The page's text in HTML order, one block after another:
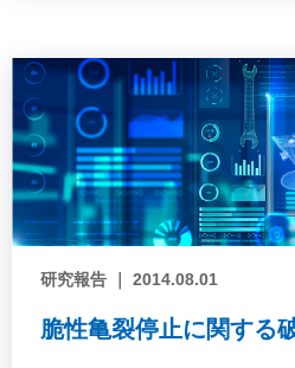
研究報告 ｜ 2014.08.01
脆性亀裂停止に関する